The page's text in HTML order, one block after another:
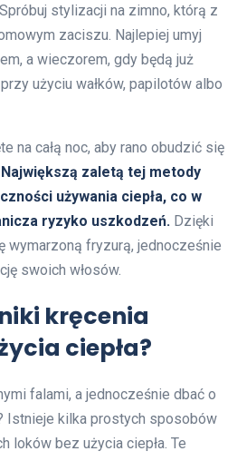
stylizacji na zimno, którą z
zaciszu. Najlepiej umyj
a wieczorem, gdy będą już
użyciu wałków, papilotów albo
na całą noc, aby rano obudzić się
Największą zaletą tej metody
używania ciepła, co w
ryzyko uszkodzeń. Dzięki
fryzurą, jednocześnie
swoich włosów.
kręcenia
ciepła?
falami, a jednocześnie dbać o
Istnieje kilka prostych sposobów
loków bez użycia ciepła. Te